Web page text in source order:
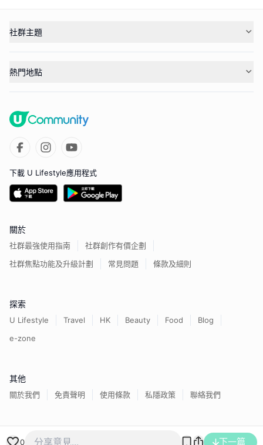
0 下一篇
社群主題
熱門地點
下載 U Lifestyle應用程式
關於
社群最強使用指南
社群創作有價企劃
社群焦點功能及升級計劃
常見問題 條款及細則
探索
U Lifestyle Travel HK Beauty Food
Blog
e-zone
其他
關於我們 免責聲明 使用條款 私隱政策 聯絡我們
香港經濟日報版權所有©